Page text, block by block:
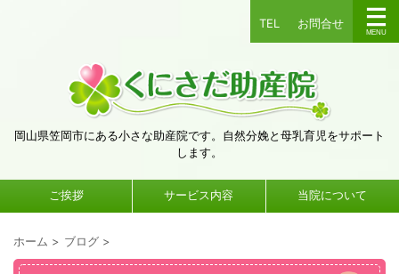
TEL お問合せ
岡山県笠岡市にある小さな助産院です。自然分娩と母乳育児をサポート
します。
ご挨拶 サービス内容 当院について
ホーム > ブログ >